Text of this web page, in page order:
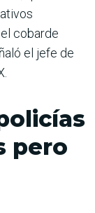
cobarde
el jefe de
pero